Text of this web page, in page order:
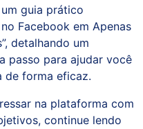
guia prático
Facebook em Apenas
detalhando um
passo para ajudar você
de forma eficaz.
na plataforma com
continue lendo